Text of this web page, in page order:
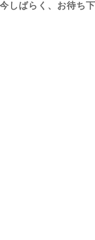
しばらく、お待ち